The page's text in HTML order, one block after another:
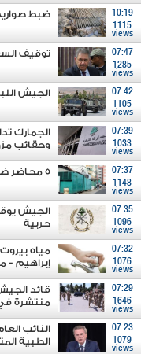
10:19
1115
views
ضبط
07:47
1285
views
توقيف
07:42
1105
views
الجيش
07:39
1033
views
الجمارك
وحقائب
07:37
1148
views
5 محاضر ضبط في حق أصحاب مولدات مخالفين
07:35
1096
views
حربية
07:32
1076
views
مياه
إبراهيم -
07:29
1646
views
قائد
منتشرة
07:23
1079
views
النائب
الطبية